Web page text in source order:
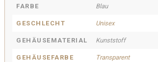
FARBE Blau
GESCHLECHT Unisex
GEHÄUSEMATERIAL Kunststoff
GEHÄUSEFARBE Transparent